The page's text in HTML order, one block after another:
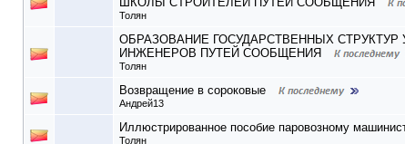
Толян
ОБРАЗОВАНИЕ ГОСУДАРСТВЕННЫХ
ИНЖЕНЕРОВ ПУТЕЙ СООБЩЕНИЯ
Толян
Возвращение в сороковые
Андрей13
Иллюстрированное пособие паровозному
Толян